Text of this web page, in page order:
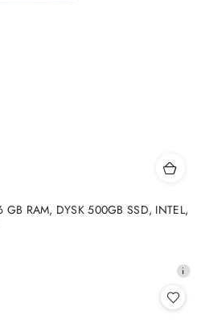
RAM, DYSK 500GB SSD, INTEL,